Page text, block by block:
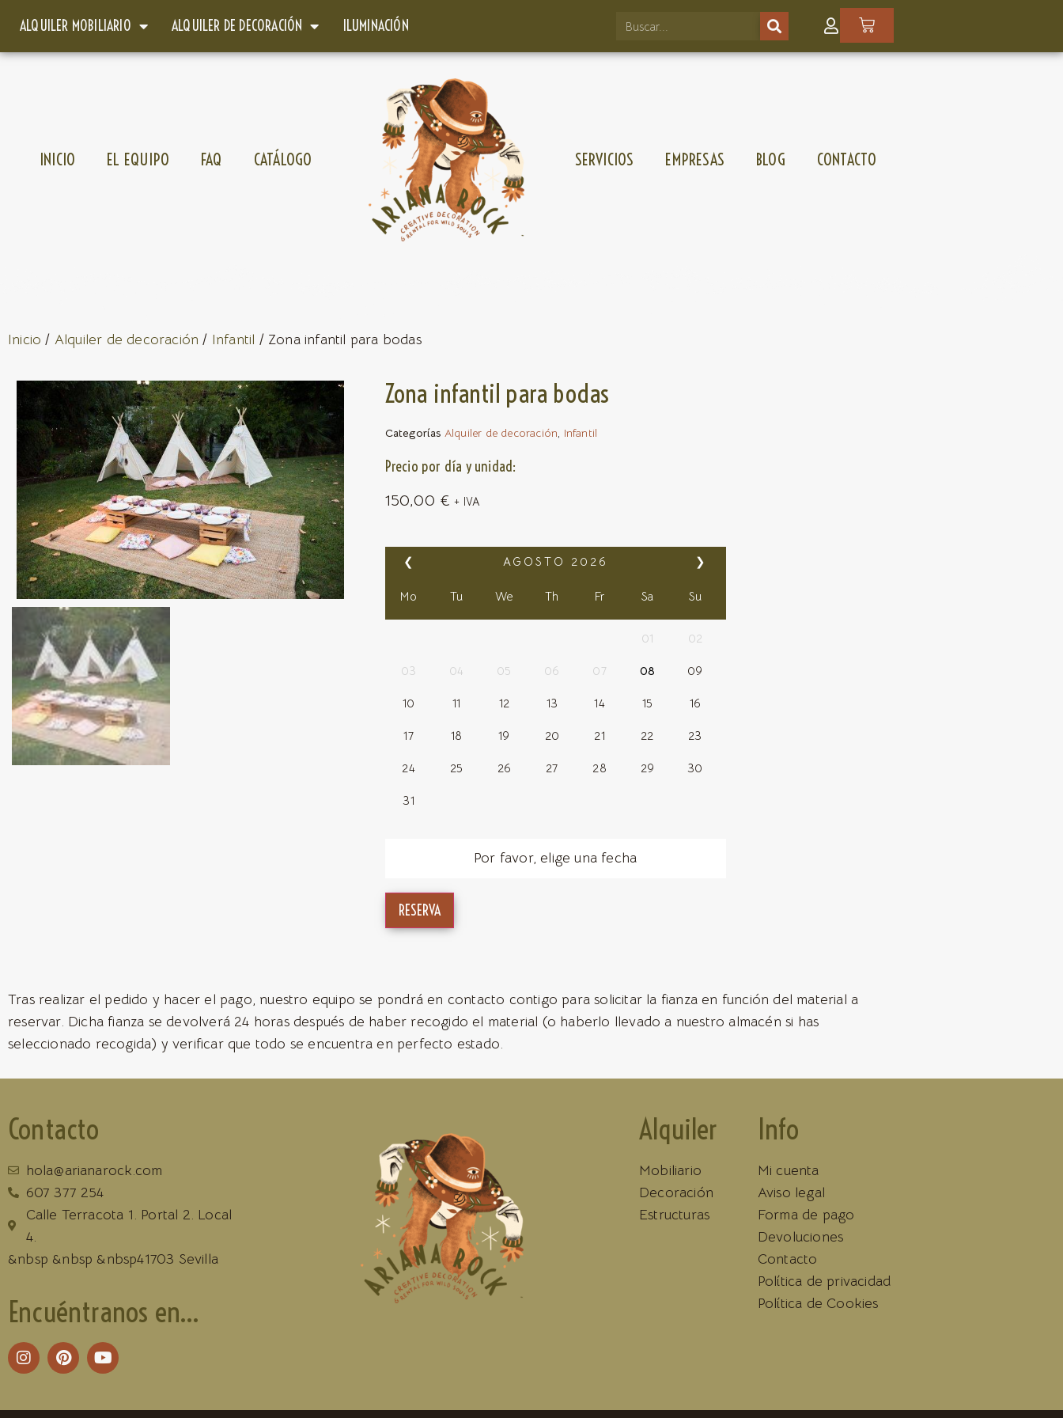
ALQUILER MOBILIARIO ALQUILER DE DECORACIÓN ILUMINACIÓN
INICIO EL EQUIPO FAQ CATÁLOGO SERVICIOS EMPRESAS BLOG CONTACTO
Inicio / Alquiler de decoración / Infantil / Zona infantil para bodas
Zona infantil para bodas
Categorías Alquiler de decoración, Infantil
Precio por día y unidad:
150,00 € + IVA
❮ ❯
AGOSTO 2026
Mo Tu We Th Fr Sa Su
01 02
03 04 05 06 07 08 09
10 11 12 13 14 15 16
17 18 19 20 21 22 23
24 25 26 27 28 29 30
31
Por favor, elige una fecha
RESERVA
Tras realizar el pedido y hacer el pago, nuestro equipo se pondrá en contacto contigo para solicitar la fianza en función del material a
reservar. Dicha fianza se devolverá 24 horas después de haber recogido el material (o haberlo llevado a nuestro almacén si has
seleccionado recogida) y verificar que todo se encuentra en perfecto estado.
Contacto
hola@arianarock.com
607 377 254
Calle Terracota 1. Portal 2. Local
4.
&nbsp &nbsp &nbsp41703 Sevilla
Encuéntranos en...
Alquiler
Mobiliario
Decoración
Estructuras
Info
Mi cuenta
Aviso legal
Forma de pago
Devoluciones
Contacto
Política de privacidad
Política de Cookies